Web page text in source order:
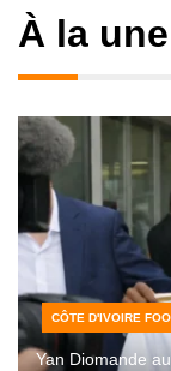
À la une
CÔTE D'IVOIRE
Yan Diomande